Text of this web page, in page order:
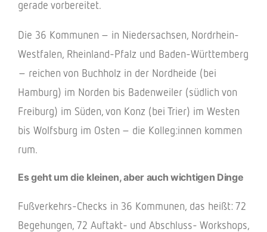
gerade vorbereitet.
Die 36 Kommunen – in Niedersachsen, Nordrhein-
Westfalen, Rheinland-Pfalz und Baden-Württemberg
– reichen von Buchholz in der Nordheide (bei
Hamburg) im Norden bis Badenweiler (südlich von
Freiburg) im Süden, von Konz (bei Trier) im Westen
bis Wolfsburg im Osten – die Kolleg:innen kommen
rum.
Es geht um die kleinen, aber auch wichtigen Dinge
Fußverkehrs-Checks in 36 Kommunen, das heißt: 72
Begehungen, 72 Auftakt- und Abschluss- Workshops,